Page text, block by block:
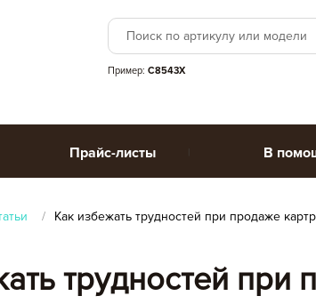
Пример: C8543X
Прайс-листы В
Как избежать трудностей при продаже
трудностей